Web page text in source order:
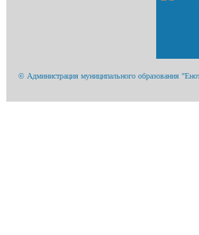
© Администрация муниципального образования